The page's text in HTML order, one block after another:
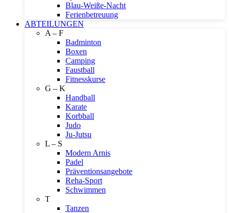
Blau-Weiße-Nacht
Ferienbetreuung
ABTEILUNGEN
A – F
Badminton
Boxen
Camping
Faustball
Fitnesskurse
G – K
Handball
Karate
Korbball
Judo
Ju-Jutsu
L – S
Modern Arnis
Padel
Präventionsangebote
Reha-Sport
Schwimmen
T
Tanzen